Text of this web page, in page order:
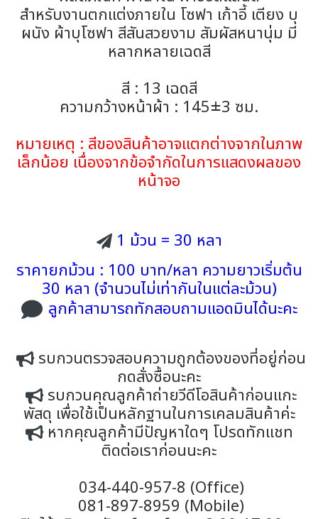
สำหรับงานตกแต่งภายใน โซฟา เก้าอี้ เตียง บุ
ผนัง ผ้าบุโซฟา สีสันสวยงาม สัมผัสหนานุ่ม มี
หลากหลายเฉดสี
สี : 13 เฉดสี
ความกว้างหน้าผ้า : 145±3 ซม.
หมายเหตุ : สีของสินค้าอาจแตกต่างจากในภาพ
เล็กน้อย เนื่องจากข้อจำกัดในการแสดงผลของ
หน้าจอ
1 ม้วน = 30 หลา
ราคายกม้วน : 100 บาท/หลา ความยาวเริ่มต้น
30 หลา (จำนวนไม่เท่ากันในแต่ละม้วน)
ลูกค้าสามารถทักสอบถามแอดมินได้นะคะ
รบกวนตรวจสอบความถูกต้องของที่อยู่ก่อน
กดสั่งซื้อนะคะ
รบกวนคุณลูกค้าถ่ายวีดีโอสินค้าก่อนแกะ
พัสดุ เพื่อใช้เป็นหลักฐานในการเคลมสินค้าค่ะ
หากคุณลูกค้ามีปัญหาใดๆ โปรดทักแชท
ติดต่อเราก่อนนะคะ
034-440-957-8 (Office)
081-897-8959 (Mobile)